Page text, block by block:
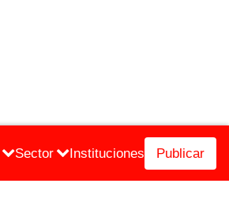
Sector Instituciones Publicar